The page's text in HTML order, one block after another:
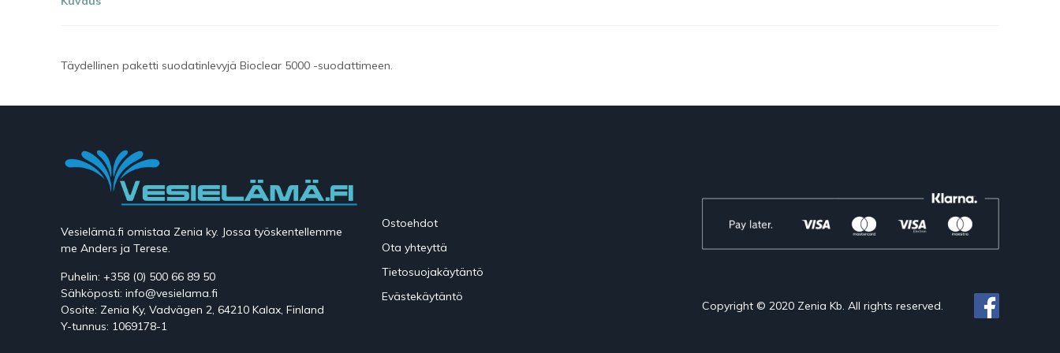
Täydellinen paketti suodatinlevyjä Bioclear 5000 -suodattimeen.
Vesielämä.fi omistaa Zenia ky. Jossa työskentellemme
me Anders ja Terese.
Puhelin: +358 (0) 500 66 89 50
Sähköposti: info@vesielama.fi
Osoite: Zenia Ky, Vadvägen 2, 64210 Kalax, Finland
Y-tunnus: 1069178-1
Ostoehdot
Ota yhteyttä
Tietosuojakäytäntö
Evästekäytäntö
Copyright © 2020 Zenia Kb. All rights reserved.